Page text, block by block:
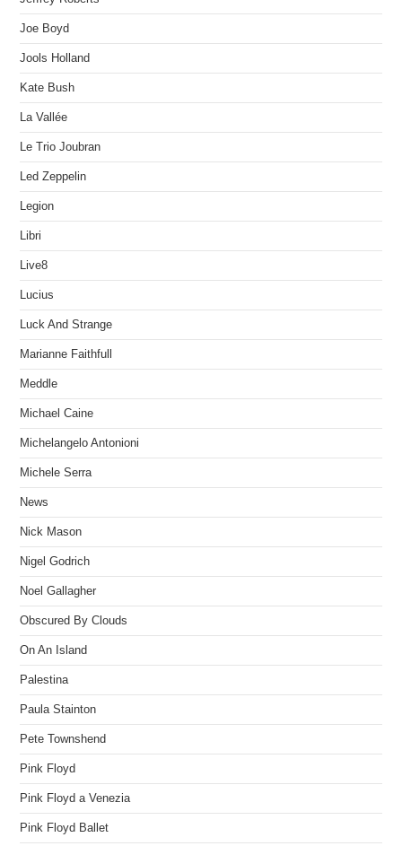
Joe Boyd
Jools Holland
Kate Bush
La Vallée
Le Trio Joubran
Led Zeppelin
Legion
Libri
Live8
Lucius
Luck And Strange
Marianne Faithfull
Meddle
Michael Caine
Michelangelo Antonioni
Michele Serra
News
Nick Mason
Nigel Godrich
Noel Gallagher
Obscured By Clouds
On An Island
Palestina
Paula Stainton
Pete Townshend
Pink Floyd
Pink Floyd a Venezia
Pink Floyd Ballet